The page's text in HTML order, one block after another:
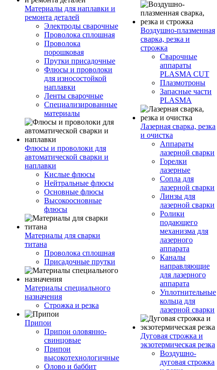
Материалы для наплавки и
ремонта деталей
Электроды сварочные
Проволока сплошная
Проволока
порошковая
Прутки присадочные
Флюсы и проволоки
для износостойкой
наплавки
Ленты сварочные
Специализированные
материалы
Флюсы и проволоки для
автоматической сварки и
наплавки
Кислые флюсы
Нейтральные флюсы
Основные флюсы
Высокоосновные
флюсы
Материалы для сварки
титана
Проволока сплошная
Присадочные прутки
Материалы специального
назначения
Строжка и резка
Припои
Припои оловянно-
свинцовые
Припои
высокотехнологичные
Олово и баббит
Воздушно-плазменная
сварка, резка и
строжка
Сварочные
аппараты
PLASMA CUT
Плазмотроны
Запасные части
PLASMA
Лазерная сварка, резка
и очистка
Аппараты
лазерной сварки
Горелки
лазерные
Сопла для
лазерной сварки
Линзы для
лазерной сварки
Ролики
подающего
механизма для
лазерного
аппарата
Каналы
направляющие
для лазерного
аппарата
Уплотнительные
кольца для
лазерной сварки
Дуговая строжка и
экзотермическая резка
Воздушно-
дуговая строжка